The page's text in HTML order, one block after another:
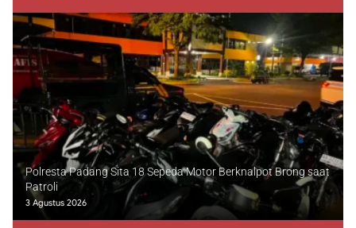
Polresta Padang Sita 18 Sepeda Motor Berknalpot Brong saat
Patroli
3 Agustus 2026